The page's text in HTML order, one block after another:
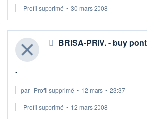
Profil supprimé • 30 mars 2008
BRISA-PRIV. - buy pont
-
par Profil supprimé • 12 mars • 23:37
Profil supprimé • 12 mars 2008